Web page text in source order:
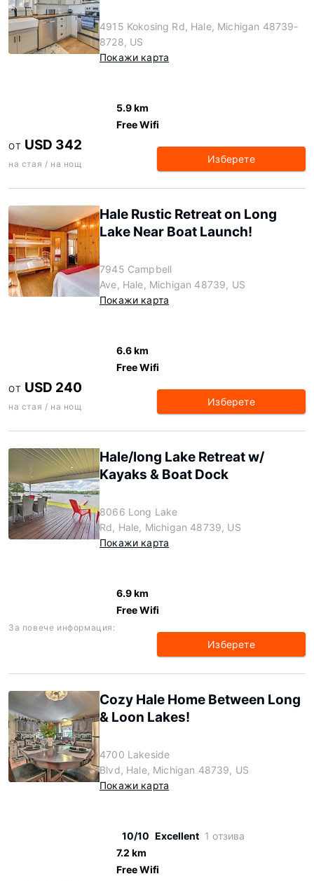
4915 Kokosing Rd, Hale, Michigan 48739-
8728, US
Покажи карта
5.9 km
Free Wifi
ОТ USD 342
на стая / на нощ Изберете
Hale Rustic Retreat on Long
Lake Near Boat Launch!
7945 Campbell
Ave, Hale, Michigan 48739, US
Покажи карта
6.6 km
Free Wifi
ОТ USD 240
на стая / на нощ Изберете
Hale/long Lake Retreat w/
Kayaks & Boat Dock
8066 Long Lake
Rd, Hale, Michigan 48739, US
Покажи карта
6.9 km
Free Wifi
За повече информация:
Изберете
Cozy Hale Home Between Long
& Loon Lakes!
4700 Lakeside
Blvd, Hale, Michigan 48739, US
Покажи карта
10/10 Excellent 1 отзива
7.2 km
Free Wifi